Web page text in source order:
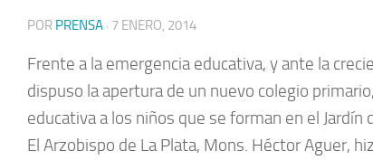
POR PRENSA · 7 ENERO, 2014
Frente a la emergencia educativa, y ante la
dispuso la apertura de un nuevo colegio
educativa a los niños que se forman en el
El Arzobispo de La Plata, Mons. Héctor Aguer,